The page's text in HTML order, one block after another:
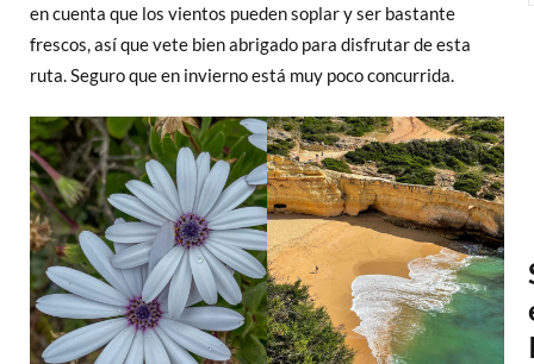
en cuenta que los vientos pueden soplar y ser bastante
frescos, así que vete bien abrigado para disfrutar de esta
ruta. Seguro que en invierno está muy poco concurrida.